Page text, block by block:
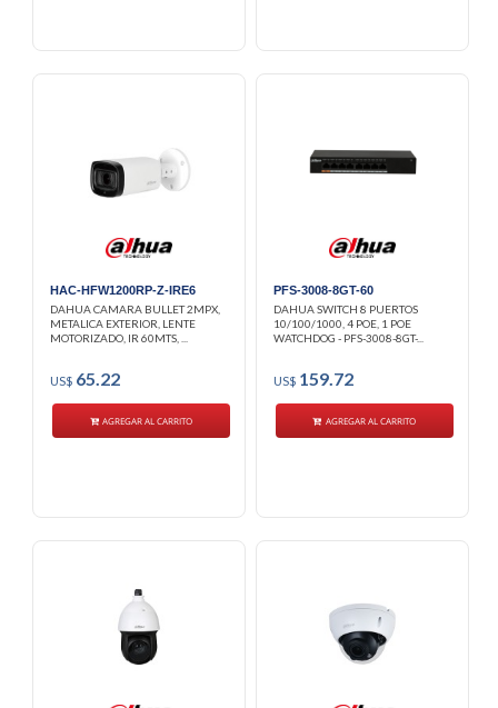
HAC-HFW1200RP-Z-IRE6
DAHUA CAMARA BULLET 2MPX,
METALICA EXTERIOR, LENTE
MOTORIZADO, IR 60MTS, ...
US$ 65.22
AGREGAR AL CARRITO
PFS-3008-8GT-60
DAHUA SWITCH 8 PUERTOS
10/100/1000, 4 POE, 1 POE
WATCHDOG - PFS-3008-8GT-...
US$159.72
AGREGAR AL CARRITO